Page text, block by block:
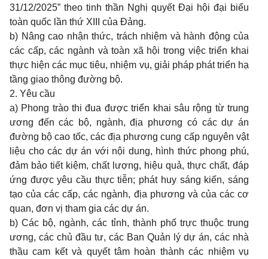
31/12/2025” theo tinh thần Nghị quyết Đại hội đại biểu
toàn quốc lần thứ XIII của Đảng.
b) Nâng cao nhận thức, trách nhiệm và hành động của
các cấp, các ngành và toàn xã hội trong việc triển khai
thực hiện các mục tiêu, nhiệm vụ, giải pháp phát triển hạ
tầng giao thông đường bộ.
2. Yêu cầu
a) Phong trào thi đua được triển khai sâu rộng từ trung
ương đến các bộ, ngành, địa phương có các dự án
đường bộ cao tốc, các địa phương cung cấp nguyên vật
liệu cho các dự án với nội dung, hình thức phong phú,
đảm bảo tiết kiệm, chất lượng, hiệu quả, thực chất, đáp
ứng được yêu cầu thực tiễn; phát huy sáng kiến, sáng
tạo của các cấp, các ngành, địa phương và của các cơ
quan, đơn vị tham gia các dự án.
b) Các bộ, ngành, các tỉnh, thành phố trực thuộc trung
ương, các chủ đầu tư, các Ban Quản lý dự án, các nhà
thầu cam kết và quyết tâm hoàn thành các nhiệm vụ